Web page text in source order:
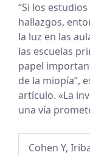
“Si los
hallazgos,
la luz en las
las escuelas
papel
de la miopía”,
artículo. «La
una vía
Cohen Y,